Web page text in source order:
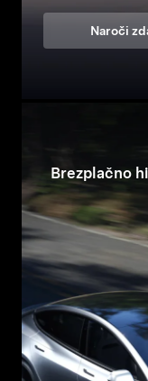
Naroči
Brezplačno